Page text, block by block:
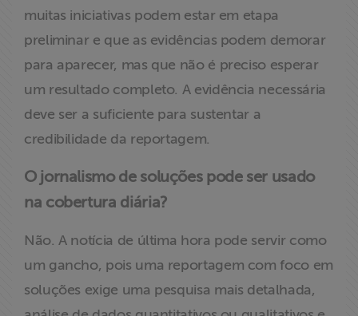
muitas iniciativas podem estar em etapa
preliminar e que as evidências podem demorar
para aparecer, mas que não é preciso esperar
um resultado completo. A evidência necessária
deve ser a suficiente para sustentar a
credibilidade da reportagem.
O jornalismo de soluções pode ser usado
na cobertura diária?
Não. A notícia de última hora pode servir como
um gancho, pois uma reportagem com foco em
soluções exige uma pesquisa mais detalhada,